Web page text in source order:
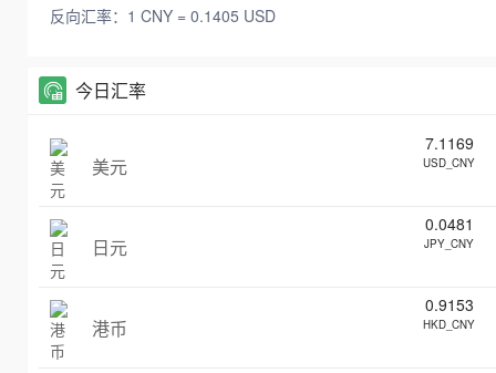
反向汇率：1 CNY = 0.1405 USD
今日汇率
美元
7.1169
USD_CNY
日元
0.0481
JPY_CNY
港币
0.9153
HKD_CNY